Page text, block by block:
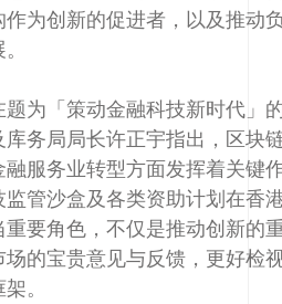
作为创新的促进者，以及推动
题为「策动金融科技新时代」
库务局局长许正宇指出，区块
融服务业转型方面发挥着关键
监管沙盒及各类资助计划在香
重要角色，不仅是推动创新的
场的宝贵意见与反馈，更好检
。